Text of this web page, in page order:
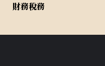
財務稅務